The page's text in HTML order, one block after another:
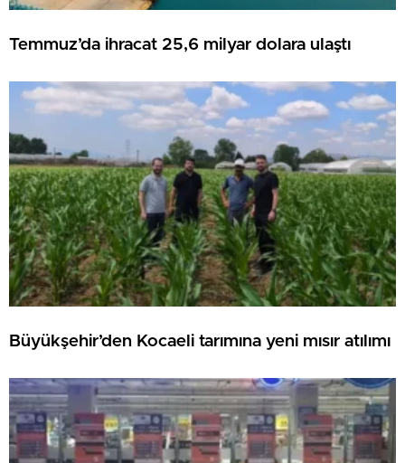
Temmuz’da ihracat 25,6 milyar dolara ulaştı
Büyükşehir’den Kocaeli tarımına yeni mısır atılımı